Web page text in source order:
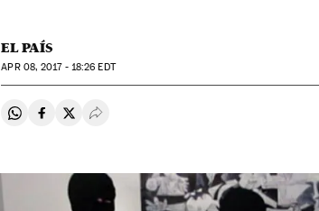
EL PAÍS
APR08, 2017 - 18:26 EDT
Compartir en Whatsapp
Compartir en Facebook
Compartir en Twitter
Desplegar Redes Sociales